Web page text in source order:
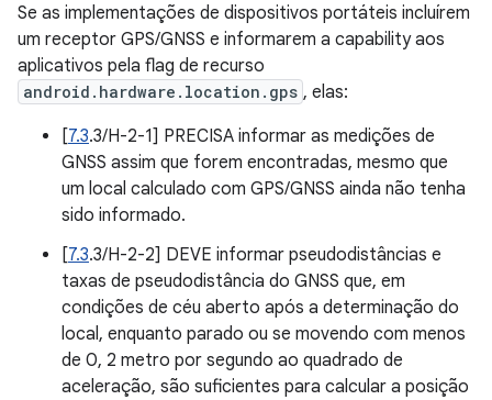
Se as implementações de dispositivos portáteis incluírem
um receptor GPS/GNSS e informarem a capability aos
aplicativos pela flag de recurso
android.hardware.location.gps , elas:
[7.3.3/H-2-1] PRECISA informar as medições de
GNSS assim que forem encontradas, mesmo que
um local calculado com GPS/GNSS ainda não tenha
sido informado.
[7.3.3/H-2-2] DEVE informar pseudodistâncias e
taxas de pseudodistância do GNSS que, em
condições de céu aberto após a determinação do
local, enquanto parado ou se movendo com menos
de 0, 2 metro por segundo ao quadrado de
aceleração, são suficientes para calcular a posição